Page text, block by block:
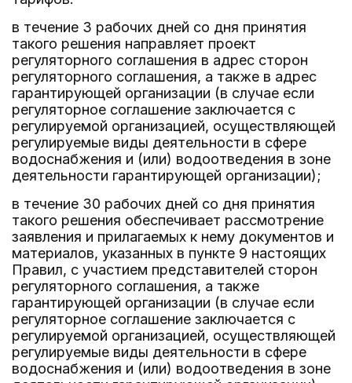
в течение 3 рабочих дней со дня принятия
такого решения направляет проект
регуляторного соглашения в адрес сторон
регуляторного соглашения, а также в адрес
гарантирующей организации (в случае если
регуляторное соглашение заключается с
регулируемой организацией, осуществляющей
регулируемые виды деятельности в сфере
водоснабжения и (или) водоотведения в зоне
деятельности гарантирующей организации);
в течение 30 рабочих дней со дня принятия
такого решения обеспечивает рассмотрение
заявления и прилагаемых к нему документов и
материалов, указанных в пункте 9 настоящих
Правил, с участием представителей сторон
регуляторного соглашения, а также
гарантирующей организации (в случае если
регуляторное соглашение заключается с
регулируемой организацией, осуществляющей
регулируемые виды деятельности в сфере
водоснабжения и (или) водоотведения в зоне